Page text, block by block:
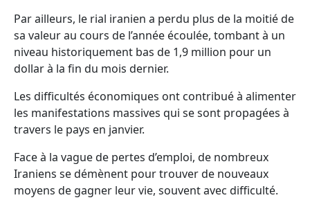
Par ailleurs, le rial iranien a perdu plus de la moitié de
sa valeur au cours de l’année écoulée, tombant à un
niveau historiquement bas de 1,9 million pour un
dollar à la fin du mois dernier.
Les difficultés économiques ont contribué à alimenter
les manifestations massives qui se sont propagées à
travers le pays en janvier.
Face à la vague de pertes d’emploi, de nombreux
Iraniens se démènent pour trouver de nouveaux
moyens de gagner leur vie, souvent avec difficulté.